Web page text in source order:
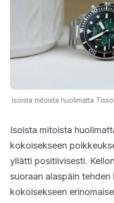
Isoista mitoista huolimatta
Isoista mitoista
kokoisekseen
yllätti positiivisesti.
suoraan alaspäin
kokoisekseen